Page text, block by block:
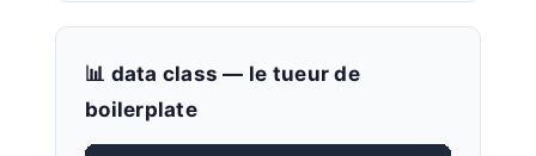
📊 data class — le tueur de
boilerplate